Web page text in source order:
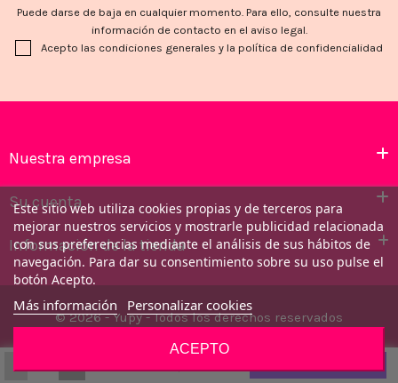
- + 53,54 €
Puede darse de baja en cualquier momento. Para ello, consulte nuestra
información de contacto en el aviso legal.
Acepto las condiciones generales y la política de confidencialidad
Nuestra empresa
Su cuenta
Información de la tienda
Este sitio web utiliza cookies propias y de terceros para
mejorar nuestros servicios y mostrarle publicidad relacionada
con sus preferencias mediante el análisis de sus hábitos de
navegación. Para dar su consentimiento sobre su uso pulse el
botón Acepto.
Más información Personalizar cookies
ACEPTO
© 2026 - Yupy - Todos los derechos reservados